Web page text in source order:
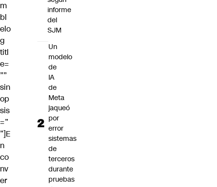
m
bl
elo
g
titl
e=
””
sin
op
sis
=”
”]E
n
co
nv
er
informe
del
SJM
Un
modelo
de
IA
de
Meta
jaqueó
por
error
sistemas
de
terceros
durante
pruebas